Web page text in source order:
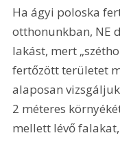
Ha ágyi poloska
otthonunkban, NE
lakást, mert
fertőzött területet
alaposan
2 méteres
mellett lévő